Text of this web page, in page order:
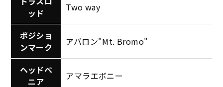
ッド
Two way
ポジショ
ンマーク
アバロン"Mt. Bromo"
ヘッドベ
ニア
アマラエボニー